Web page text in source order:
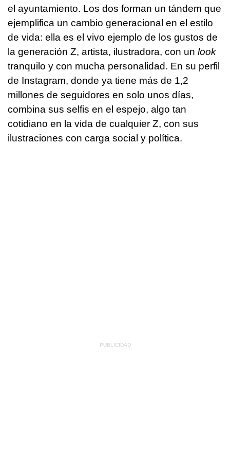
el ayuntamiento. Los dos forman un tándem que
ejemplifica un cambio generacional en el estilo
de vida: ella es el vivo ejemplo de los gustos de
la generación Z, artista, ilustradora, con un look
tranquilo y con mucha personalidad. En su perfil
de Instagram, donde ya tiene más de 1,2
millones de seguidores en solo unos días,
combina sus selfis en el espejo, algo tan
cotidiano en la vida de cualquier Z, con sus
ilustraciones con carga social y política.